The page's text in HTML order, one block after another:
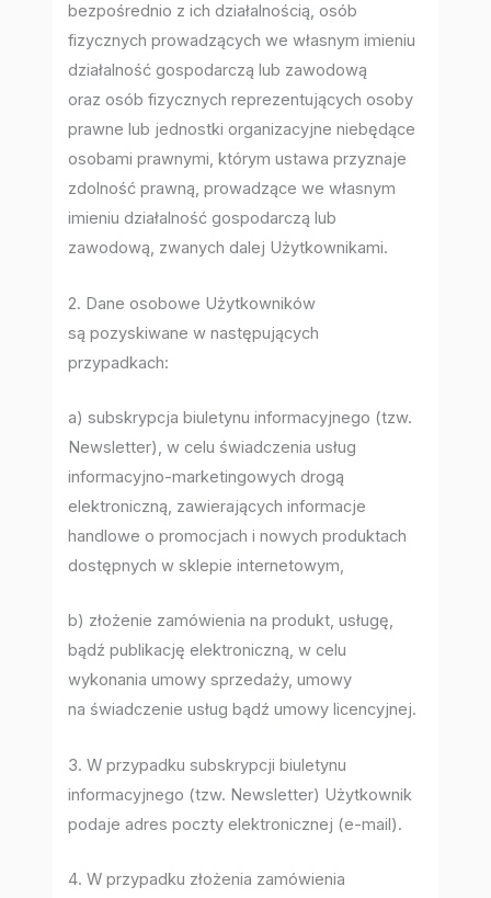
bezpośrednio z ich działalnością, osób
fizycznych prowadzących we własnym imieniu
działalność gospodarczą lub zawodową
oraz osób fizycznych reprezentujących osoby
prawne lub jednostki organizacyjne niebędące
osobami prawnymi, którym ustawa przyznaje
zdolność prawną, prowadzące we własnym
imieniu działalność gospodarczą lub
zawodową, zwanych dalej Użytkownikami.
2. Dane osobowe Użytkowników
są pozyskiwane w następujących
przypadkach:
a) subskrypcja biuletynu informacyjnego (tzw.
Newsletter), w celu świadczenia usług
informacyjno-marketingowych drogą
elektroniczną, zawierających informacje
handlowe o promocjach i nowych produktach
dostępnych w sklepie internetowym,
b) złożenie zamówienia na produkt, usługę,
bądź publikację elektroniczną, w celu
wykonania umowy sprzedaży, umowy
na świadczenie usług bądź umowy licencyjnej.
3. W przypadku subskrypcji biuletynu
informacyjnego (tzw. Newsletter) Użytkownik
podaje adres poczty elektronicznej (e-mail).
4. W przypadku złożenia zamówienia